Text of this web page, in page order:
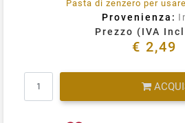
Pasta di zenzero per
Provenienza:
Prezzo (IVA
€ 2,49